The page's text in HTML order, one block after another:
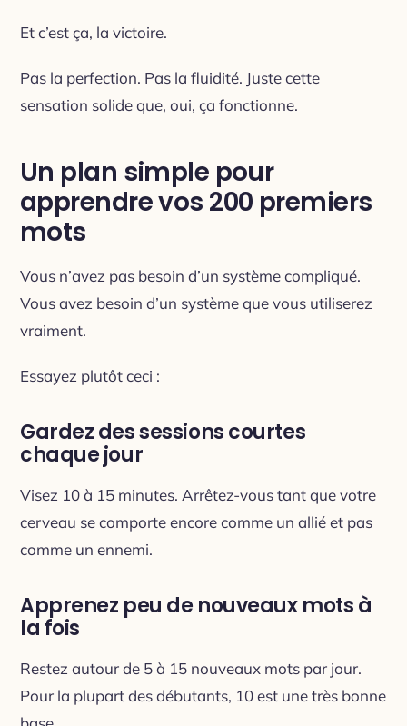
Et c’est ça, la victoire.
Pas la perfection. Pas la fluidité. Juste cette
sensation solide que, oui, ça fonctionne.
Un plan simple pour
apprendre vos 200 premiers
mots
Vous n’avez pas besoin d’un système compliqué.
Vous avez besoin d’un système que vous utiliserez
vraiment.
Essayez plutôt ceci :
Gardez des sessions courtes
chaque jour
Visez 10 à 15 minutes. Arrêtez-vous tant que votre
cerveau se comporte encore comme un allié et pas
comme un ennemi.
Apprenez peu de nouveaux mots à
la fois
Restez autour de 5 à 15 nouveaux mots par jour.
Pour la plupart des débutants, 10 est une très bonne